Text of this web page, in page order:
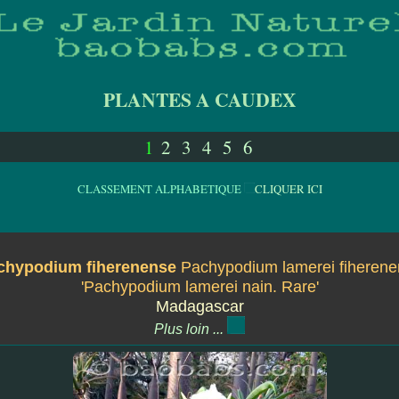
PLANTES A CAUDEX
1 2 3 4 5 6
CLASSEMENT ALPHABETIQUE CLIQUER ICI
fiherenense Pachypodium lamerei
'Pachypodium lamerei nain. Rare'
Madagascar
Plus loin ...